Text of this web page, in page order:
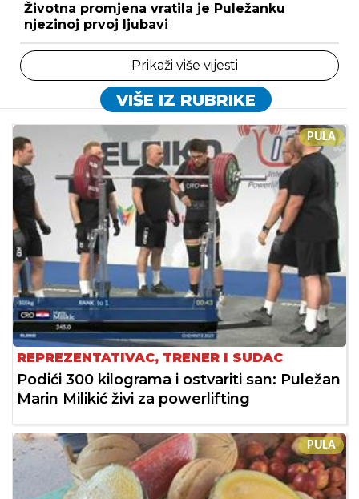
Životna promjena vratila je Puležanku
njezinoj prvoj ljubavi
Prikaži više vijesti
VIŠE IZ RUBRIKE
PULA
REPREZENTATIVAC, TRENER I SUDAC
Podići 300 kilograma i ostvariti san: Puležan
Marin Milikić živi za powerlifting
PULA